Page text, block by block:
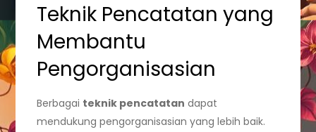
Teknik Pencatatan yang
Membantu
Pengorganisasian
Berbagai teknik pencatatan dapat
mendukung pengorganisasian yang lebih baik.